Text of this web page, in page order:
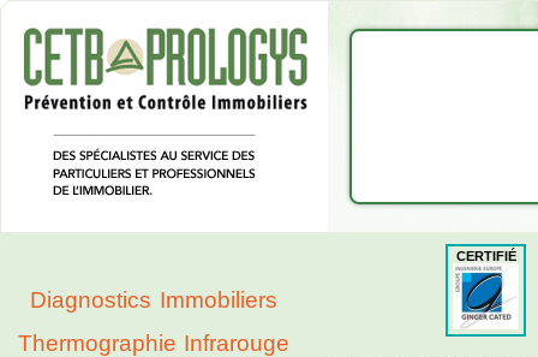
Diagnostics Immobiliers
Thermographie Infrarouge
CERTIFIÉ